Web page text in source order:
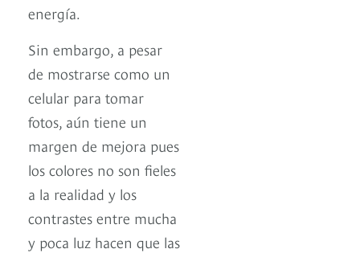
energía.
Sin embargo, a pesar
de mostrarse como un
celular para tomar
fotos, aún tiene un
margen de mejora pues
los colores no son fieles
a la realidad y los
contrastes entre mucha
y poca luz hacen que las